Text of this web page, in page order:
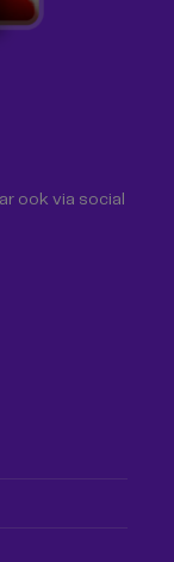
ook via social